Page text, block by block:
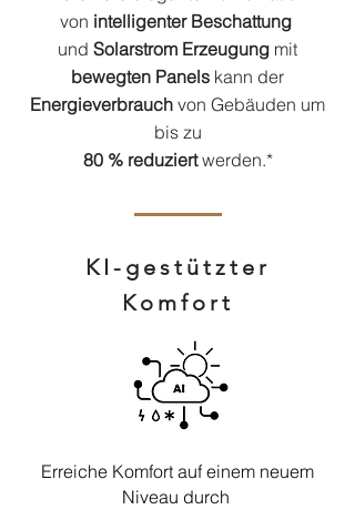
von intelligenter Beschattung
und Solarstrom Erzeugung mit
bewegten Panels kann der
Energieverbrauch von Gebäuden um
bis zu
80 % reduziertwerden.*
KI-gestützter
Komfort
Erreiche Komfort auf einem neuem
Niveau durch